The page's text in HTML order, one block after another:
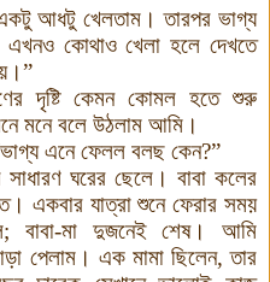
আধটু খেলতাম । তারপর ভাগ্য
এখনও কোথাও খেলা হলে দেখতে
।”
দৃষ্টি কেমন কোমল হতে শুরু
মনে বলে উঠলাম আমি ।
ভাগ্য এনে ফেলল বলছ কেন?”
ঘরের ছেলে । বাবা কলের
। একবার যাত্রা শুনে ফেরার সময়
; বাবা-মা দুজনেই শেষ।
আমি
পেলাম। এক মামা ছিলেন,তার